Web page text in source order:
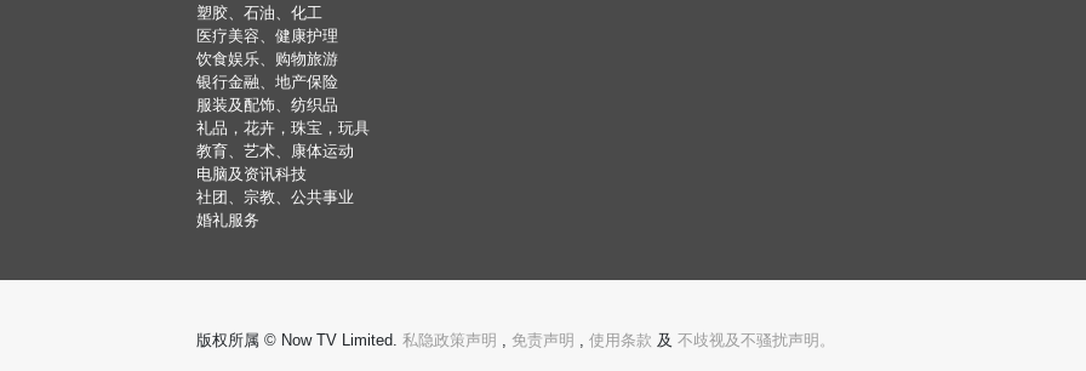
塑胶、石油、化工
医疗美容、健康护理
饮食娱乐、购物旅游
银行金融、地产保险
服装及配饰、纺织品
礼品，花卉，珠宝，玩具
教育、艺术、康体运动
电脑及资讯科技
社团、宗教、公共事业
婚礼服务
版权所属 © Now TV Limited. 私隐政策声明 , 免责声明 , 使用条款 及 不歧视及不骚扰声明。